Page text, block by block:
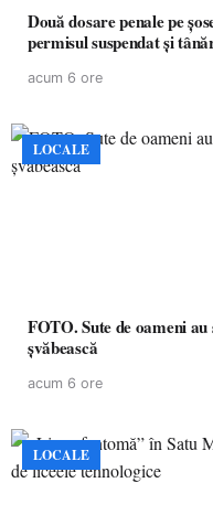
Două dosare penale pe
permisul suspendat și
acum 6 ore
LOCALE
FOTO. Sute de oameni
șvăbească
acum 6 ore
LOCALE